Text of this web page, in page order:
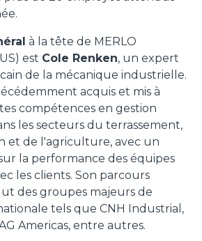
à la tête de MERLO
est Cole Renken, un expert
de la mécanique industrielle.
acquis et mis à
compétences en gestion
les secteurs du terrassement,
et de l'agriculture, avec un
la performance des équipes
les clients. Son parcours
des groupes majeurs de
tels que CNH Industrial,
Americas, entre autres.